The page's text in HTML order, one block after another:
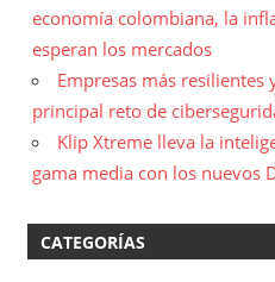
economía colombiana, la
esperan los mercados
Empresas más resilientes
principal reto de
Klip Xtreme lleva la
gama media con los nuevos
CATEGORÍAS